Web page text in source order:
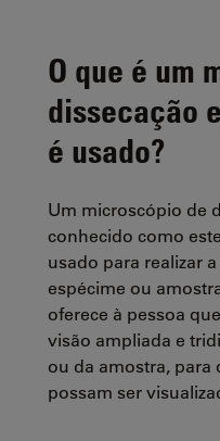
O que é um
dissecação
é usado?
Um microscópio de
conhecido como
usado para realizar
espécime ou
oferece à pessoa
visão ampliada e
ou da amostra, para
possam ser